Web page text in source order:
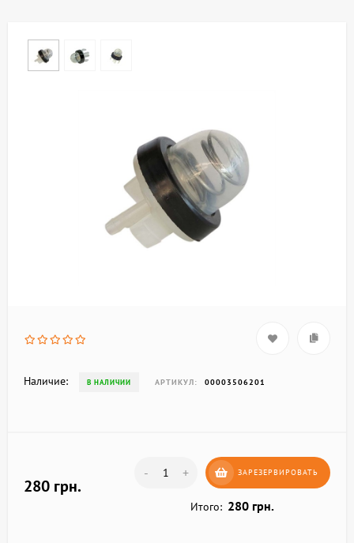
Наличие: В НАЛИЧИИ АРТИКУЛ: 00003506201
280 грн.
- + ЗАРЕЗЕРВИРОВАТЬ
Итого: 280 грн.